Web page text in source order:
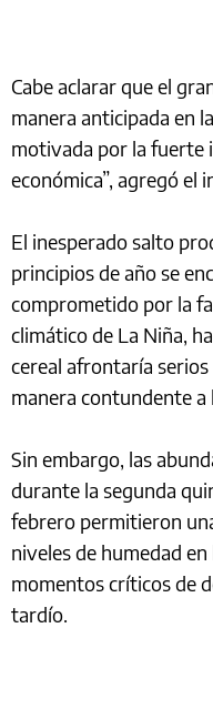
Cabe aclarar que el
manera anticipada en
motivada por la fuerte
económica”, agregó el
El inesperado salto
principios de año se
comprometido por la
climático de La Niña,
cereal afrontaría
manera contundente a
Sin embargo, las
durante la segunda
febrero permitieron
niveles de humedad
momentos críticos de
tardío.